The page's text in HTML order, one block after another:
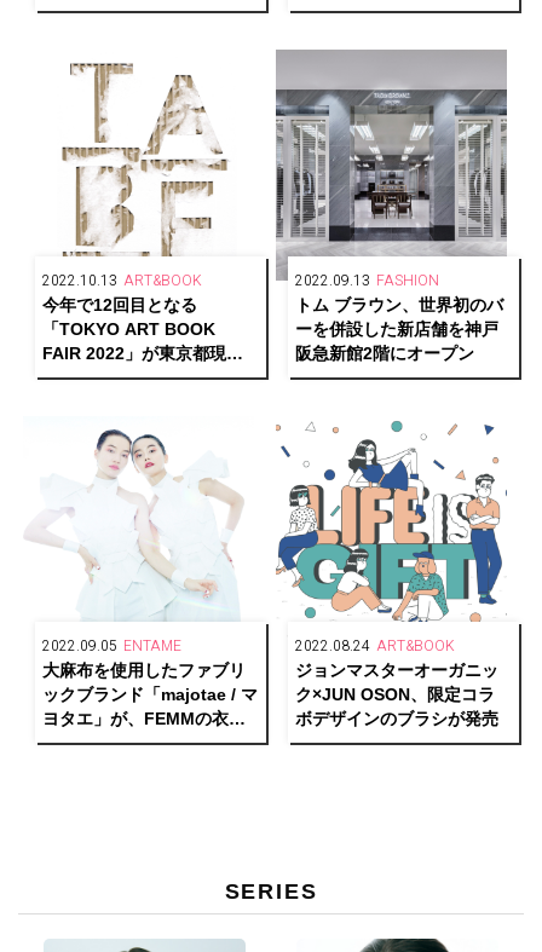
2022.10.13 ART&BOOK
今年で12回目となる
「TOKYO ART BOOK
FAIR 2022」が東京都現代
美術館で開催！
2022.09.13 FASHION
トム ブラウン、世界初のバ
ーを併設した新店舗を神戸
阪急新館2階にオープン
2022.09.05 ENTAME
大麻布を使用したファブリ
ックブランド「majotae / マ
ヨタエ」が、FEMMの衣装
とコラボレーション
2022.08.24 ART&BOOK
ジョンマスターオーガニッ
ク×JUN OSON、限定コラ
ボデザインのブラシが発売
SERIES